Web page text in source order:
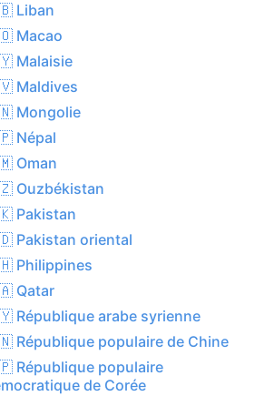
Liban
Macao
Malaisie
Maldives
Mongolie
Népal
Oman
Ouzbékistan
Pakistan
Pakistan oriental
Philippines
Qatar
République arabe syrienne
République populaire de Chine
République populaire
de Corée